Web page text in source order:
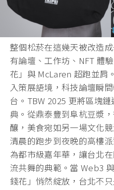
整個松菸在這幾天被改造
有論壇、工作坊、NFT 體
花」與 McLaren 超跑並肩
入策展語境，科技論壇瞬
台。TBW 2025 更將區塊
典。從鼎泰豐到阜杭豆漿
釀，美食宛如另一場文化
清晨的跑步到夜晚的高樓
為都市級嘉年華，讓台北
流共舞的典範。當 Web3
錢花」悄然綻放，台北不